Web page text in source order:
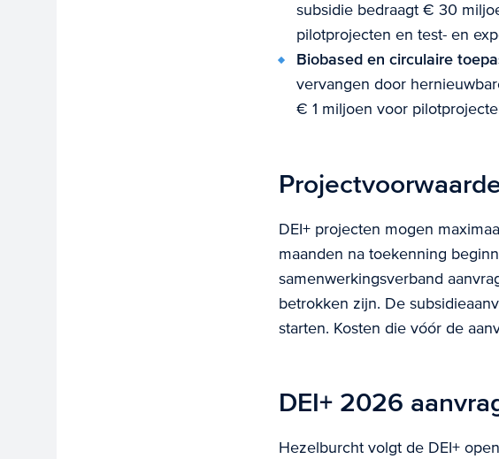
subsidie bedraagt € 30
pilotprojecten en test- en
Biobased en circulaire
vervangen door
€ 1 miljoen voor
DEI+ projecten mogen
maanden na toekenning
samenwerkingsverband
betrokken zijn. De
starten. Kosten die vóór de
DEI+ 2026
Hezelburcht volgt de DEI+